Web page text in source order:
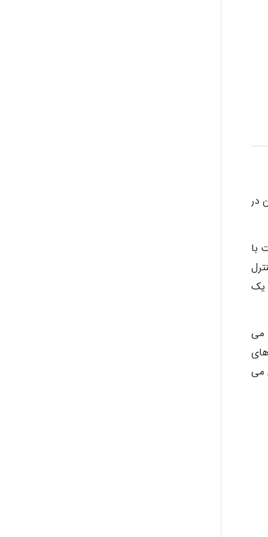
در
و محیط زیست با
شناسایی٬ ارزیابی و کنترل
های یک
که می
ریسک های
می